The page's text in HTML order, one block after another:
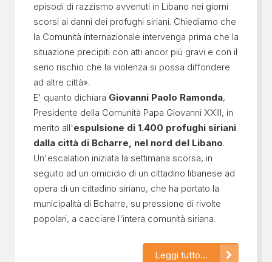
episodi di razzismo avvenuti in Libano nei giorni
scorsi ai danni dei profughi siriani. Chiediamo che
la Comunità internazionale intervenga prima che la
situazione precipiti con atti ancor più gravi e con il
serio rischio che la violenza si possa diffondere
ad altre città».
E' quanto dichiara Giovanni Paolo Ramonda,
Presidente della Comunità Papa Giovanni XXIII, in
merito all'espulsione di 1.400 profughi siriani
dalla città di Bcharre, nel nord del Libano.
Un'escalation iniziata la settimana scorsa, in
seguito ad un omicidio di un cittadino libanese ad
opera di un cittadino siriano, che ha portato la
municipalità di Bcharre, su pressione di rivolte
popolari, a cacciare l'intera comunità siriana.
Leggi tutto...